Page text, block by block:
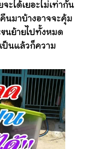
ได้เยอะไม่เท่ากัน
นมาบ้างอาจจะคุ้ม
นย้ายไปทั้งหมด
ป็นแล้วก็ความ